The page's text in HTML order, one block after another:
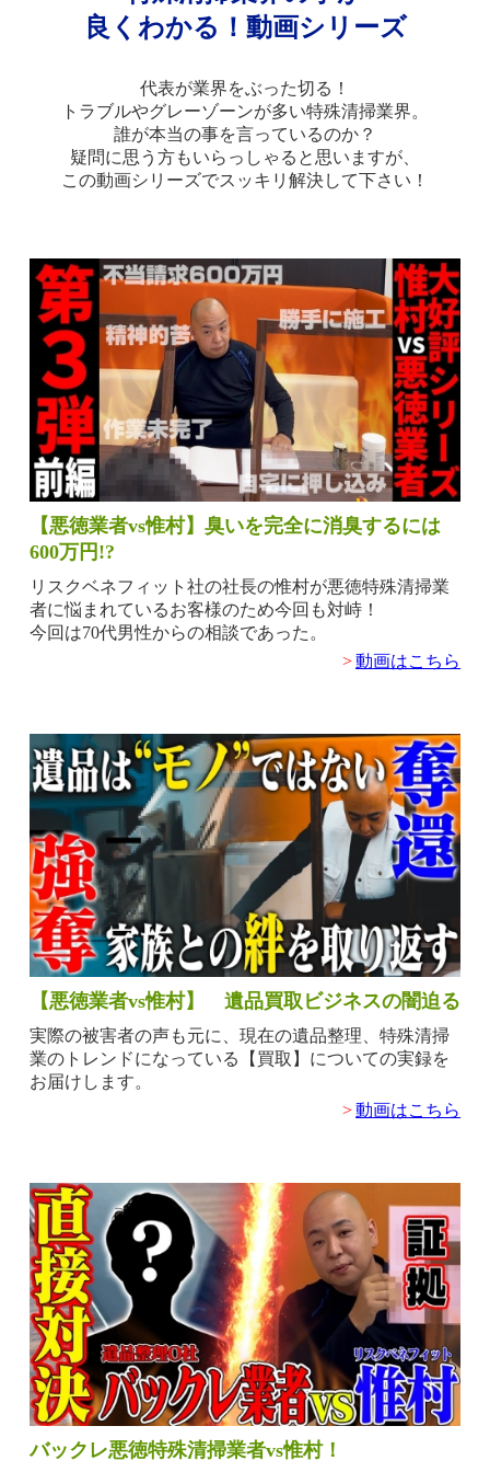
良くわかる！動画シリーズ
代表が業界をぶった切る！
トラブルやグレーゾーンが多い特殊清掃業界。
誰が本当の事を言っているのか？
疑問に思う方もいらっしゃると思いますが、
この動画シリーズでスッキリ解決して下さい！
【悪徳業者vs惟村】臭いを完全に消臭するには
600万円!?
リスクベネフィット社の社長の惟村が悪徳特殊清掃業
者に悩まれているお客様のため今回も対峙！
今回は70代男性からの相談であった。
>動画はこちら
【悪徳業者vs惟村】 遺品買取ビジネスの闇迫る
実際の被害者の声も元に、現在の遺品整理、特殊清掃
業のトレンドになっている【買取】についての実録を
お届けします。
>動画はこちら
バックレ悪徳特殊清掃業者vs惟村！